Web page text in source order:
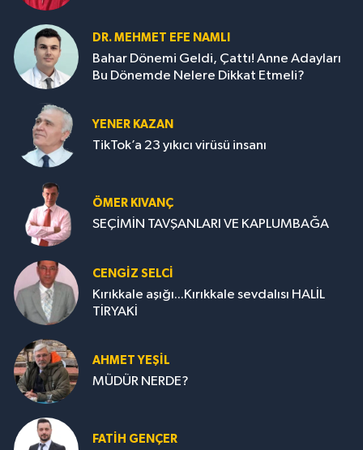
DR. MEHMET EFE NAMLI
Bahar Dönemi Geldi, Çattı! Anne Adayları
Bu Dönemde Nelere Dikkat Etmeli?
YENER KAZAN
TikTok’a 23 yıkıcı virüsü insanı
ÖMER KIVANÇ
SEÇİMİN TAVŞANLARI VE KAPLUMBAĞA
CENGİZ SELCİ
Kırıkkale aşığı...Kırıkkale sevdalısı HALİL
TİRYAKİ
AHMET YEŞİL
MÜDÜR NERDE?
FATIH GENÇER